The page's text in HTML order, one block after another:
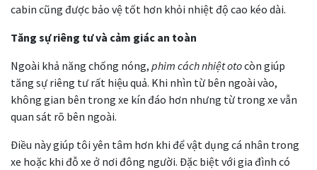
cabin cũng được bảo vệ tốt hơn khỏi nhiệt độ cao kéo dài.
Tăng sự riêng tư và cảm giác an toàn
Ngoài khả năng chống nóng, phim cách nhiệt otocòn giúp
tăng sự riêng tư rất hiệu quả. Khi nhìn từ bên ngoài vào,
không gian bên trong xe kín đáo hơn nhưng từ trong xe vẫn
quan sát rõ bên ngoài.
Điều này giúp tôi yên tâm hơn khi để vật dụng cá nhân trong
xe hoặc khi đỗ xe ở nơi đông người. Đặc biệt với gia đình có